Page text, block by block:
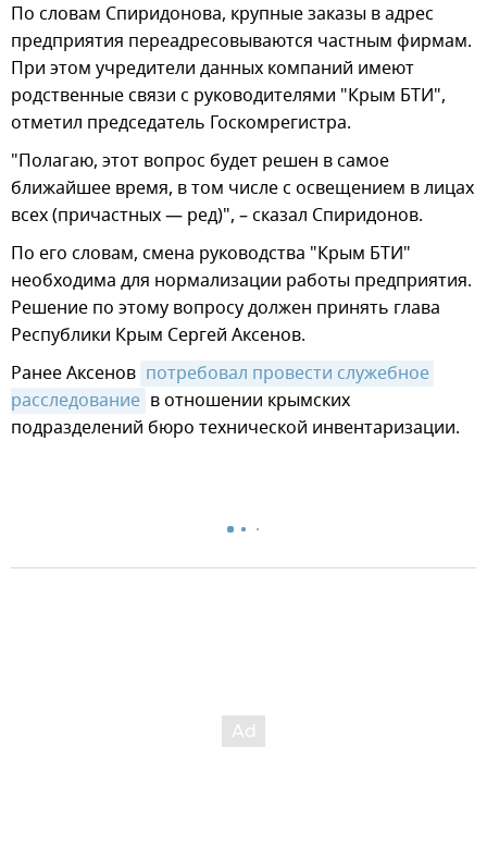
По словам Спиридонова, крупные заказы в адрес
предприятия переадресовываются частным фирмам.
При этом учредители данных компаний имеют
родственные связи с руководителями "Крым БТИ",
отметил председатель Госкомрегистра.
"Полагаю, этот вопрос будет решен в самое
ближайшее время, в том числе с освещением в лицах
всех (причастных — ред)", – сказал Спиридонов.
По его словам, смена руководства "Крым БТИ"
необходима для нормализации работы предприятия.
Решение по этому вопросу должен принять глава
Республики Крым Сергей Аксенов.
Ранее Аксенов потребовал провести служебное
расследование в отношении крымских
подразделений бюро технической инвентаризации.